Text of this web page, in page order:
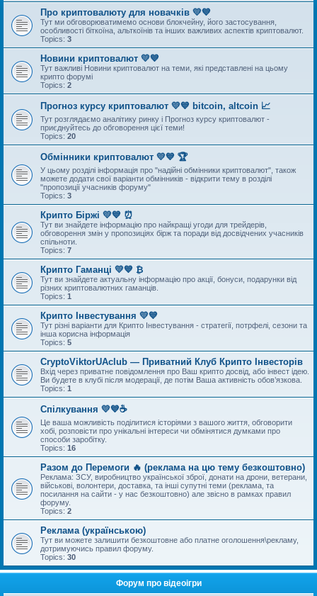
Про криптовалюту для новачків 💛💙
Тут ми обговорюватимемо основи блокчейну, його застосування,
особливості біткоїна, альткоїнів та інших важливих аспектів криптовалют.
Topics: 3
Новини криптовалют 💛💙
Тут важливі Новини криптовалют на теми, які представлені на цьому
крипто форумі
Topics: 2
Прогноз курсу криптовалют 💛💙 bitcoin, altcoin 📈
Тут розглядаємо аналітику ринку і Прогноз курсу криптовалют -
приєднуйтесь до обговорення цієї теми!
Topics: 20
Обмінники криптовалют 💛💙 🏆
У цьому розділі інформація про "надійні обмінники криптовалют", також
можете додати свої варіанти обмінників - відкрити тему в розділі
"пропозиції учасників форуму"
Topics: 3
Крипто Біржі 💛💙 ⏰
Тут ви знайдете інформацію про найкращі угоди для трейдерів,
обговорення змін у пропозиціях бірж та поради від досвідчених учасників
спільноти.
Topics: 7
Крипто Гаманці 💛💙 ₿
Тут ви знайдете актуальну інформацію про акції, бонуси, подарунки від
різних криптовалютних гаманців.
Topics: 1
Крипто Інвестування 💛💙
Тут різні варіанти для Крипто Інвестування - стратегії, потрфелі, сезони та
інша корисна інформація
Topics: 5
CryptoViktorUAclub — Приватний Клуб Крипто Інвесторів
Вхід через приватне повідомлення про Ваш крипто досвід, або інвест ідею.
Ви будете в клубі після модерації, де потім Ваша активність обов’язкова.
Topics: 1
Спілкування 💛💙☕
Це ваша можливість поділитися історіями з вашого життя, обговорити
хобі, розповісти про унікальні інтереси чи обмінятися думками про
способи заробітку.
Topics: 16
Разом до Перемоги 🔥 (реклама на цю тему безкоштовно)
Реклама: ЗСУ, виробництво української зброї, донати на дрони, ветерани,
військові, волонтери, доставка, та інші супутні теми (реклама, та
посилання на сайти - у нас безкоштовно) але звісно в рамках правил
форуму.
Topics: 2
Реклама (українською)
Тут ви можете залишити безкоштовне або платне оголошення\рекламу,
дотримуючись правил форуму.
Topics: 30
Форум про відеоігри